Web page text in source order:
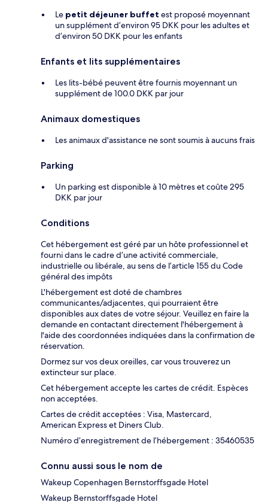
Le petit déjeuner buffet est proposé moyennant
un supplément d’environ 95 DKK pour les adultes et
d’environ 50 DKK pour les enfants
Enfants et lits supplémentaires
Les lits-bébé peuvent être fournis moyennant un
supplément de 100.0 DKK par jour
Animaux domestiques
Les animaux d'assistance ne sont soumis à aucuns frais
Parking
Un parking est disponible à 10 mètres et coûte 295
DKK par jour
Conditions
Cet hébergement est géré par un hôte professionnel et
fourni dans le cadre d’une activité commerciale,
industrielle ou libérale, au sens de l’article 155 du Code
général des impôts
L'hébergement est doté de chambres
communicantes/adjacentes, qui pourraient être
disponibles aux dates de votre séjour. Veuillez en faire la
demande en contactant directement l'hébergement à
l'aide des coordonnées indiquées dans la confirmation de
réservation.
Dormez sur vos deux oreilles, car vous trouverez un
extincteur sur place.
Cet hébergement accepte les cartes de crédit. Espèces
non acceptées.
Cartes de crédit acceptées : Visa, Mastercard,
American Express et Diners Club.
Numéro d’enregistrement de l’hébergement : 35460535
Connu aussi sous le nom de
Wakeup Copenhagen Bernstorffsgade Hotel
Wakeup Bernstorffsgade Hotel